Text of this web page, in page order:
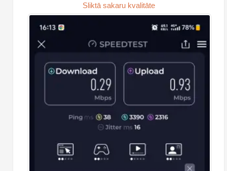
Sliktā sakaru kvalitāte